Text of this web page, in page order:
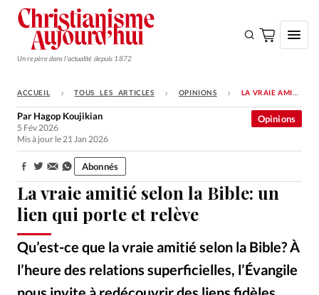
Un repère dans l'actualité depuis 1872
S'ABONNER
Monde
Opinions
Tous les articles
Faire un don
Emploi
ACCUEIL TOUS LES ARTICLES OPINIONS LA VRAIE AMITIÉ SELON LA BIBLE: UN LIEN QUI PORTE ET RELÈVE
La vraie amitié selon la Bible: un
lien qui porte et relève
Qu’est-ce que la vraie amitié selon la Bible? À
l’heure des relations superficielles, l’Évangile
Opinions
Par Hagop Koujikian
5 Fév 2026
Mis à jour le 21 Jan 2026
Partager: Abonnés